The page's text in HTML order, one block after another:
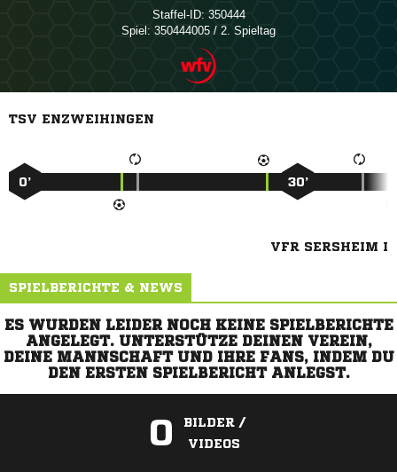
Staffel-ID: 350444
Spiel: 350444005 / 2. Spieltag
TSV ENZWEIHINGEN
0’ 30’
VFR SERSHEIM I
SPIELBERICHTE & NEWS
ES WURDEN LEIDER NOCH KEINE SPIELBERICHTE
ANGELEGT. UNTERSTÜTZE DEINEN VEREIN,
DEINE MANNSCHAFT UND IHRE FANS, INDEM DU
DEN ERSTEN SPIELBERICHT ANLEGST.
0
BILDER /
VIDEOS